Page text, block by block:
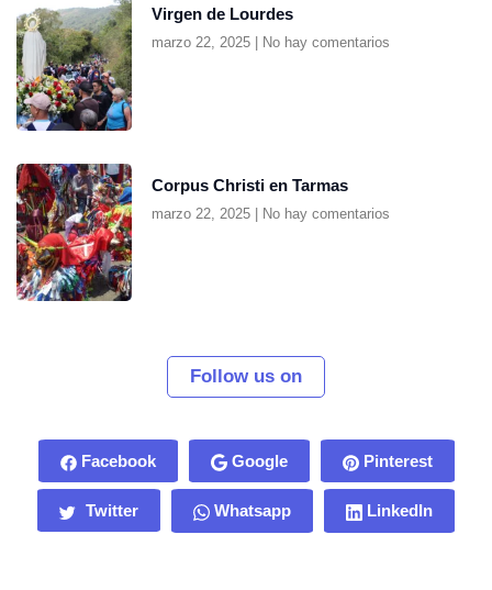
Virgen de Lourdes
marzo 22, 2025 No hay comentarios
Corpus Christi en Tarmas
marzo 22, 2025 No hay comentarios
Follow us on
Facebook Google Pinterest
Twitter Whatsapp LinkedIn